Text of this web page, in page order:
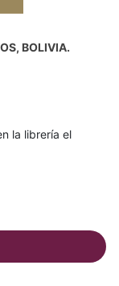
BOLIVIA.
la librería el